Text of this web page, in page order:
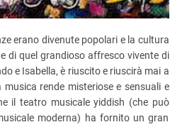
erano divenute popolari e la cultura
di quel grandioso affresco vivente di
e Isabella, è riuscito e riuscirà mai a
rende misteriose e sensuali e
il teatro musicale yiddish (che può
moderna) ha fornito un gran